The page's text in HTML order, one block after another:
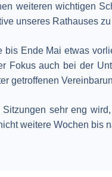
weiteren wichtigen
unseres Rathauses
Ende Mai etwas
auch bei der
getroffenen
sehr eng
weitere Wochen bis